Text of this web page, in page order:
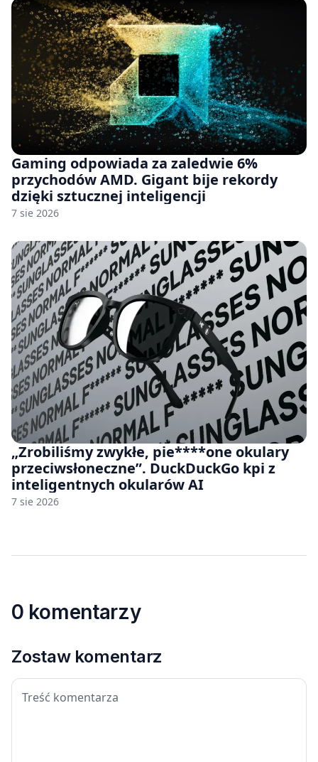
Gaming odpowiada za zaledwie 6%
przychodów AMD. Gigant bije rekordy
dzięki sztucznej inteligencji
7 sie 2026
„Zrobiliśmy zwykłe, pie****one okulary
przeciwsłoneczne”. DuckDuckGo kpi z
inteligentnych okularów AI
7 sie 2026
0 komentarzy
Zostaw komentarz